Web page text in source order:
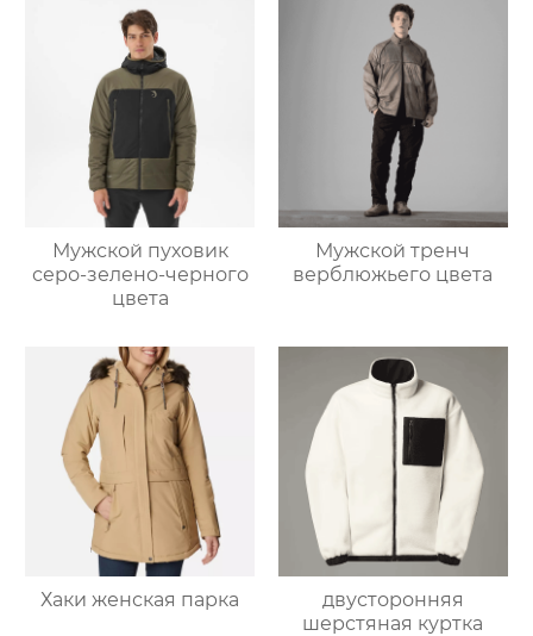
Мужской пуховик
серо-зелено-черного
цвета
Мужской тренч
верблюжьего цвета
Хаки женская парка
двусторонняя
шерстяная куртка